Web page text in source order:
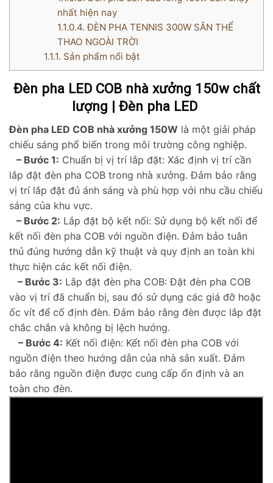
nhất hiện nay
1.1.0.4. ĐÈN PHA TENNIS 300W SÂN THỂ
THAO NGOÀI TRỜI
1.1.1. Sản phẩm nổi bật
Đèn pha LED COB nhà xưởng 150w chất
lượng | Đèn pha LED
Đèn pha LED COB nhà xưởng 150W là một giải pháp
chiếu sáng phổ biến trong môi trường công nghiệp.
– Bước 1: Chuẩn bị vị trí lắp đặt: Xác định vị trí cần
lắp đặt đèn pha COB trong nhà xưởng. Đảm bảo rằng
vị trí lắp đặt đủ ánh sáng và phù hợp với nhu cầu chiếu
sáng của khu vực.
– Bước 2: Lắp đặt bộ kết nối: Sử dụng bộ kết nối để
kết nối đèn pha COB với nguồn điện. Đảm bảo tuân
thủ đúng hướng dẫn kỹ thuật và quy định an toàn khi
thực hiện các kết nối điện.
– Bước 3: Lắp đặt đèn pha COB: Đặt đèn pha COB
vào vị trí đã chuẩn bị, sau đó sử dụng các giá đỡ hoặc
ốc vít để cố định đèn. Đảm bảo rằng đèn được lắp đặt
chắc chắn và không bị lệch hướng.
– Bước 4: Kết nối điện: Kết nối đèn pha COB với
nguồn điện theo hướng dẫn của nhà sản xuất. Đảm
bảo rằng nguồn điện được cung cấp ổn định và an
toàn cho đèn.